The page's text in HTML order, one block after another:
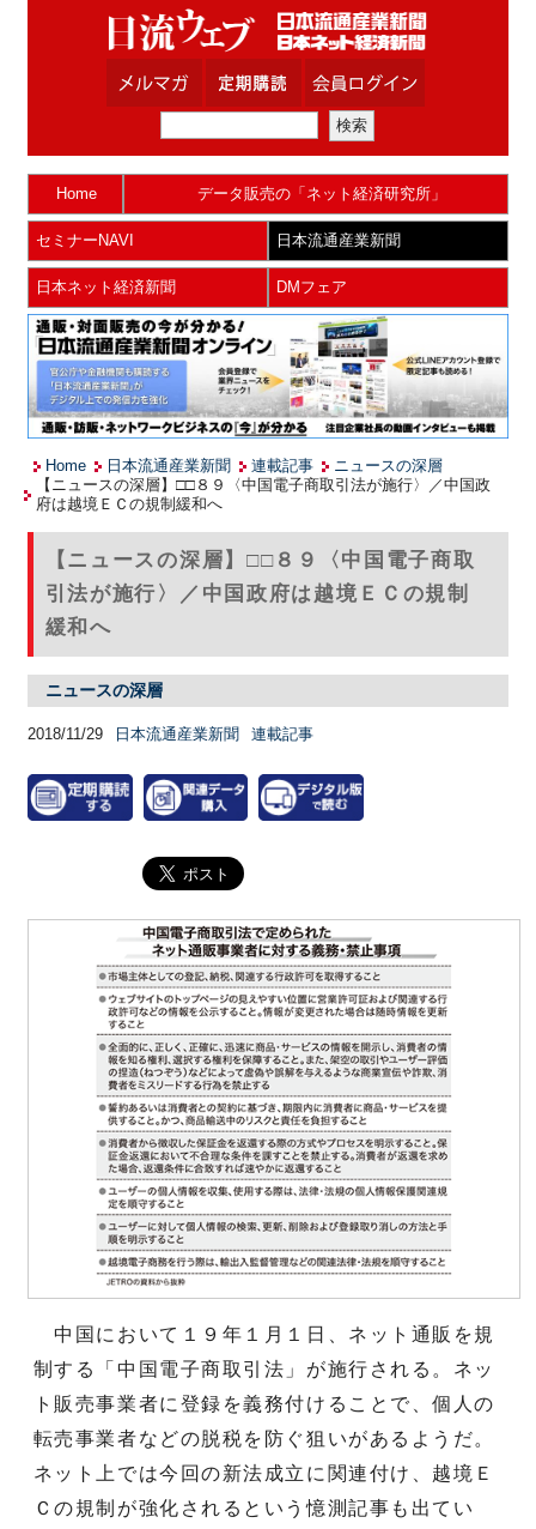
Home データ販売の「ネット経済研究所」
セミナーNAVI 日本流通産業新聞
日本ネット経済新聞 DMフェア
Home 日本流通産業新聞 連載記事
ニュースの深層
【ニュースの深層】□□８９〈中国電子商取引法が施行〉／中国政
府は越境ＥＣの規制緩和へ
【ニュースの深層】□□８９〈中国電子商取
引法が施行〉／中国政府は越境ＥＣの規制
緩和へ
ニュースの深層
2018/11/29 日本流通産業新聞 連載記事
中国において１９年１月１日、ネット通販を規
制する「中国電子商取引法」が施行される。ネッ
ト販売事業者に登録を義務付けることで、個人の
転売事業者などの脱税を防ぐ狙いがあるようだ。
ネット上では今回の新法成立に関連付け、越境Ｅ
Ｃの規制が強化されるという憶測記事も出てい